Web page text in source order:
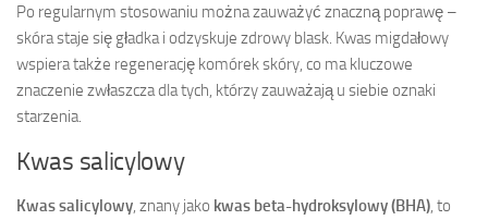
Po regularnym stosowaniu można zauważyć znaczną poprawę –
skóra staje się gładka i odzyskuje zdrowy blask. Kwas migdałowy
wspiera także regenerację komórek skóry, co ma kluczowe
znaczenie zwłaszcza dla tych, którzy zauważają u siebie oznaki
starzenia.
Kwas salicylowy
Kwas salicylowy, znany jako kwas beta-hydroksylowy (BHA), to